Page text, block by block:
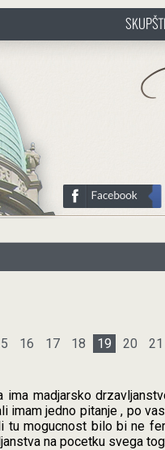
http://
16 17 18 19 20 21
madjarsko
imam jedno pitanje , po
tu mogucnost bilo bi ne
na pocetku svega